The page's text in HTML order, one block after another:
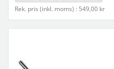
Rek. pris (inkl. moms) : 549,00 kr